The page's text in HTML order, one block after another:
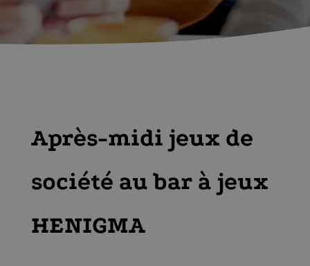
Après-midi jeux de
société au bar à jeux
HENIGMA